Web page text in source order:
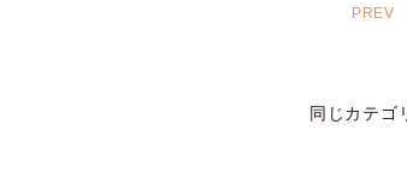
同じカテゴ